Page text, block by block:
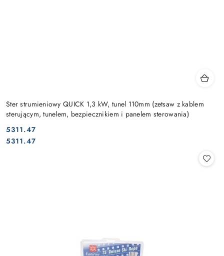
Ster strumieniowy QUICK 1,3 kW, tunel 110mm (zetsaw z kablem
sterującym, tunelem, bezpiecznikiem i panelem sterowania)
Cena:
5311.47
Cena:
5311.47